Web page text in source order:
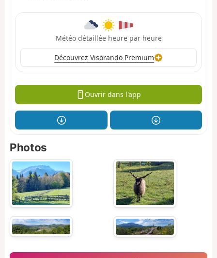
Météo détaillée heure par heure
Découvrez Visorando Premium
Ouvrir dans l'app
Photos